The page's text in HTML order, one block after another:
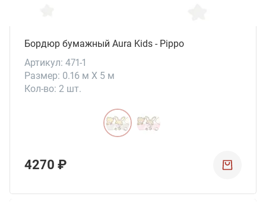
Бордюр бумажный Aura Kids - Pippo
Артикул: 471-1
Размер: 0.16 м X 5 м
Кол-во: 2 шт.
4270 ₽